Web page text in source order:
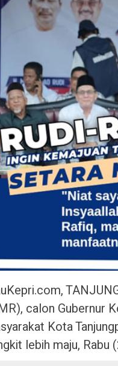
calon Gubernur
Kota
lebih maju, Rabu